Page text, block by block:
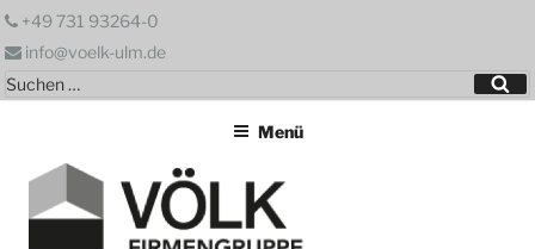
Zum
springen
+49 731 93264-0
info@voelk-ulm.de
Suchen
nach:
Menü